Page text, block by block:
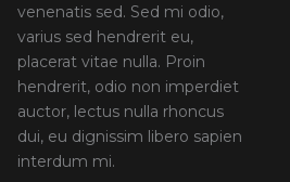
venenatis sed. Sed mi odio,
varius sed hendrerit eu,
placerat vitae nulla. Proin
hendrerit, odio non imperdiet
auctor, lectus nulla rhoncus
dui, eu dignissim libero sapien
interdum mi.